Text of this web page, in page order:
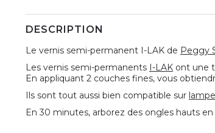
DESCRIPTION
Le vernis semi-permanent I-LAK de Peggy
Les vernis semi-permanents I-LAK ont une
En appliquant 2 couches fines, vous
Ils sont tout aussi bien compatible sur
En 30 minutes, arborez des ongles hauts